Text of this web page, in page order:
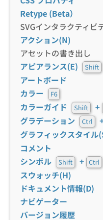
Retype (Beta）
SVGインタラクティビ
アクション(N)
アセットの書き出し
アピアランス(E)
Shift
アートボード
カラー
F6
カラーガイド Shift +
グラデーション Ctrl
グラフィックスタイル
コメント
シンボル
Shift + Ctrl
スウォッチ(H)
ドキュメント情報(D)
ナビゲーター
バージョン履歴